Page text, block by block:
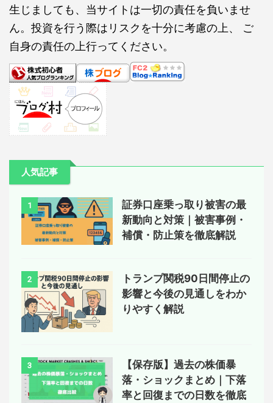
生じましても、当サイトは一切の責任を負いませ
ん。投資を行う際はリスクを十分に考慮の上、 ご
自身の責任の上行ってください。
人気記事
1
証券口座乗っ取り被害の最
新動向と対策｜被害事例・
補償・防止策を徹底解説
2
トランプ関税90日間停止の
影響と今後の見通しをわか
りやすく解説
3
【保存版】過去の株価暴
落・ショックまとめ｜下落
率と回復までの日数を徹底